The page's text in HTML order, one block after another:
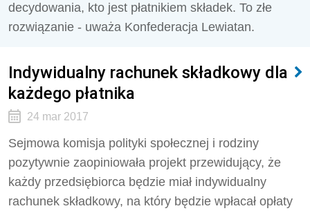
decydowania, kto jest płatnikiem składek. To złe
rozwiązanie - uważa Konfederacja Lewiatan.
Indywidualny rachunek składkowy dla
każdego płatnika
24 mar 2017
Sejmowa komisja polityki społecznej i rodziny
pozytywnie zaopiniowała projekt przewidujący, że
każdy przedsiębiorca będzie miał indywidualny
rachunek składkowy, na który będzie wpłacał opłaty